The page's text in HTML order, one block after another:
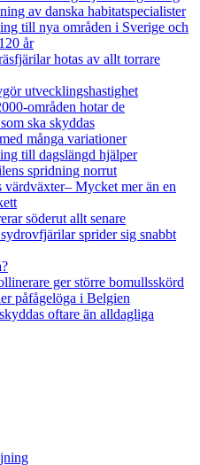
av danska habitatspecialister
till nya områden i Sverige och
år
hotas av allt torrare
utvecklingshastighet
områden hotar de
ska skyddas
många variationer
till dagslängd hjälper
spridning norrut
värdväxter– Mycket mer än en
söderut allt senare
sprider sig snabbt
ger större bomullsskörd
påfågelöga i Belgien
oftare än alldagliga